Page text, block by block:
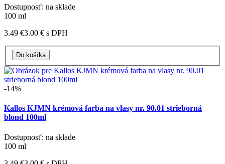
Dostupnosť: na sklade
100 ml
3.49 €3.00 € s DPH
-14%
Kallos KJMN krémová farba na vlasy nr. 90.01 strieborná
blond 100ml
Dostupnosť: na sklade
100 ml